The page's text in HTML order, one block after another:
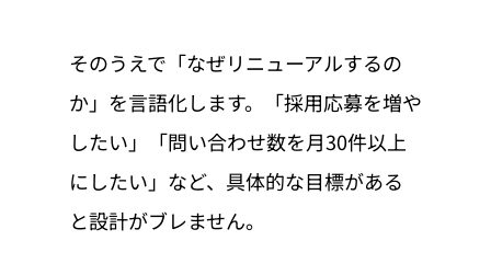
そのうえで「なぜリニューアルするの
か」を言語化します。「採用応募を増や
したい」「問い合わせ数を月30件以上
にしたい」など、具体的な目標がある
と設計がブレません。